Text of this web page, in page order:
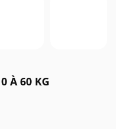
À 60 KG